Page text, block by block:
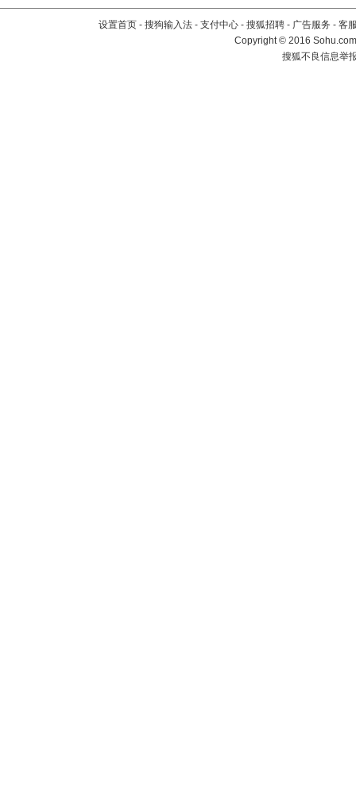
设置首页 - 搜狗输入法 - 支付中心 - 搜狐招聘 - 广告服务 - 客
Copyright©2016
搜狐不良信息举